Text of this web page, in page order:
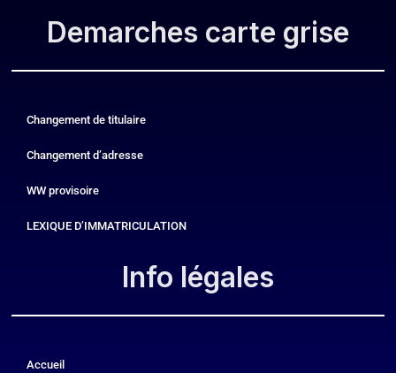
Demarches carte grise
Changement de titulaire
Changement d’adresse
WW provisoire
LEXIQUE D’IMMATRICULATION
Info légales​
Accueil